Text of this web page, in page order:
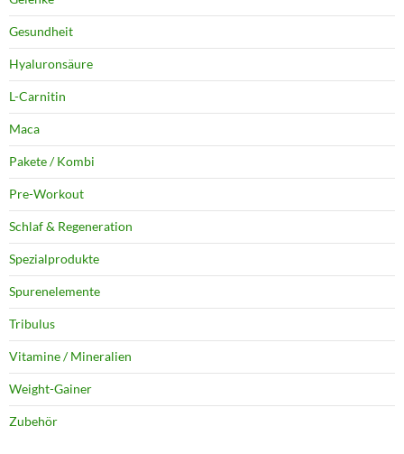
Gesundheit
Hyaluronsäure
L-Carnitin
Maca
Pakete / Kombi
Pre-Workout
Schlaf & Regeneration
Spezialprodukte
Spurenelemente
Tribulus
Vitamine / Mineralien
Weight-Gainer
Zubehör